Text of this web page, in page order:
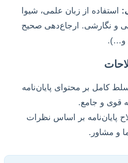
استفاده از زبان علمی، شیوا
و نگارشی. ارجاع‌دهی صحیح
کامل بر محتوای پایان‌نامه
قوی و جامع.
پایان‌نامه بر اساس نظرات
و مشاور.